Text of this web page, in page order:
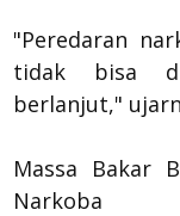
"Peredaran
tidak bisa
berlanjut,"
Massa Bakar
Narkoba